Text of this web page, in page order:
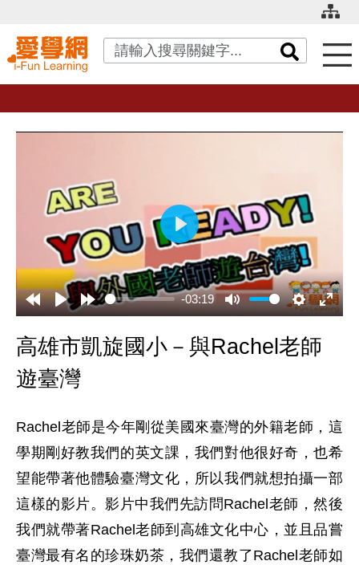
關鍵字搜尋
-03:19
播
放
高雄市凱旋國小－與Rachel老師
遊臺灣
Rachel老師是今年剛從美國來臺灣的外籍老師，這
學期剛好教我們的英文課，我們對他很好奇，也希
望能帶著他體驗臺灣文化，所以我們就想拍攝一部
這樣的影片。影片中我們先訪問Rachel老師，然後
我們就帶著Rachel老師到高雄文化中心，並且品嘗
臺灣最有名的珍珠奶茶，我們還教了Rachel老師如